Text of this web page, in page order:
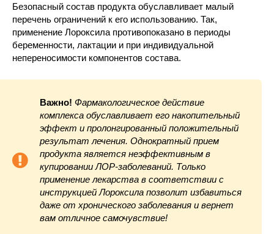
Безопасный состав продукта обуславливает малый
перечень ограничений к его использованию. Так,
применение Лороксила противопоказано в периоды
беременности, лактации и при индивидуальной
непереносимости компонентов состава.
Важно! Фармакологическое действие
комплекса обуславливает его накопительный
эффект и пролонгированный положительный
результат лечения. Однократный прием
продукта является неэффективным в
купировании ЛОР-заболеваний. Только
применение лекарства в соответствии с
инструкцией Лороксила позволит избавиться
даже от хронического заболевания и вернет
вам отличное самочувствие!